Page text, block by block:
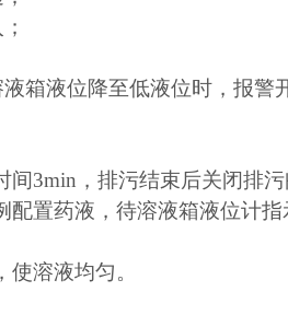
箱液位降至低液位时，报警
间3min，排污结束后关闭排污
配置药液，待溶液箱液位计
溶液均匀。